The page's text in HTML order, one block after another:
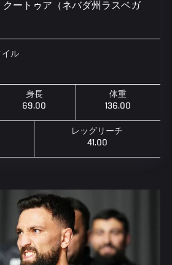
ートゥア（ネバダ州ラスベガ
イル
身長
69.00
体重
136.00
レッグリーチ
41.00